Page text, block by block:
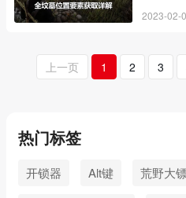
2023-02-
上一页 1 2 3
热门标签
开锁器 Alt键 荒野大